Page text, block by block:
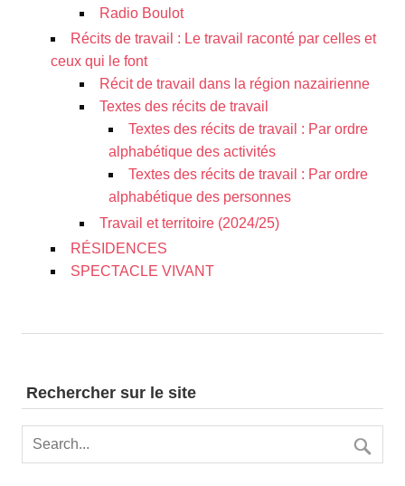
Radio Boulot
Récits de travail : Le travail raconté par celles et
ceux qui le font
Récit de travail dans la région nazairienne
Textes des récits de travail
Textes des récits de travail : Par ordre
alphabétique des activités
Textes des récits de travail : Par ordre
alphabétique des personnes
Travail et territoire (2024/25)
RÉSIDENCES
SPECTACLE VIVANT
Rechercher sur le site